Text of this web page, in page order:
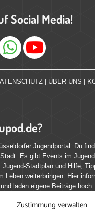
Zustimmung verwalten
Social Media!
| ÜBER UNS |
Jugendportal. Du
Es gibt Events im
Jugend-Stadtplan und Hilfe,
Leben weiterbringen. Hier
laden eigene Beiträge hoch.